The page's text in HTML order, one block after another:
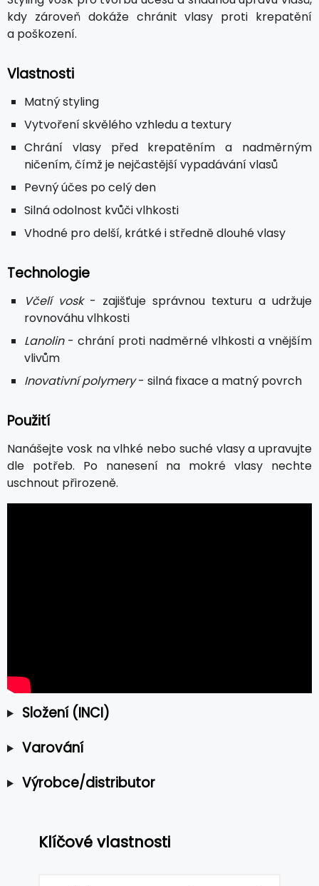
kdy zároveň dokáže chránit vlasy proti krepatění
a poškození.
Vlastnosti
Matný styling
Vytvoření skvělého vzhledu a textury
Chrání vlasy před krepatěním a nadměrným
ničením, čímž je nejčastější vypadávání vlasů
Pevný účes po celý den
Silná odolnost kvůči vlhkosti
Vhodné pro delší, krátké i středně dlouhé vlasy
Technologie
Včelí vosk- zajišťuje správnou texturu a udržuje
rovnováhu vlhkosti
Lanolin- chrání proti nadměrné vlhkosti a vnějším
vlivům
Inovativní polymery- silná fixace a matný povrch
Použití
Nanášejte vosk na vlhké nebo suché vlasy a upravujte
dle potřeb. Po nanesení na mokré vlasy nechte
uschnout přirozeně.
Složení (INCI)
Varování
Výrobce/distributor
Klíčové vlastnosti